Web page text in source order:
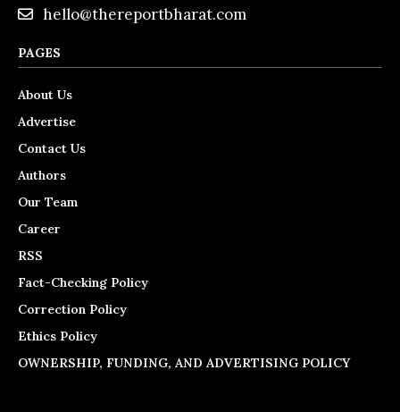
hello@thereportbharat.com
PAGES
About Us
Advertise
Contact Us
Authors
Our Team
Career
RSS
Fact-Checking Policy
Correction Policy
Ethics Policy
OWNERSHIP, FUNDING, AND ADVERTISING POLICY